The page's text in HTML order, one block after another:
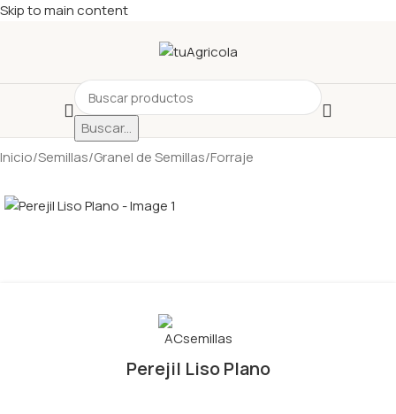
Skip to main content
Buscar...
Inicio/Semillas/Granel de Semillas/Forraje
Perejil Liso Plano